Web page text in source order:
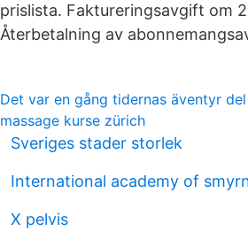
prislista. Faktureringsavgift om
Återbetalning av
Det var en gång tidernas äventyr del
massage kurse zürich
Sveriges stader storlek
International academy of
X pelvis